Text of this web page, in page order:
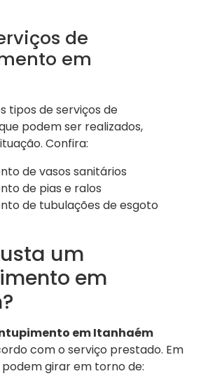
de
em
tipos de serviços de
podem ser realizados,
Confira:
de vasos sanitários
de pias e ralos
de tubulações de esgoto
um
em
em Itanhaém
com o serviço prestado. Em
girar em torno de: